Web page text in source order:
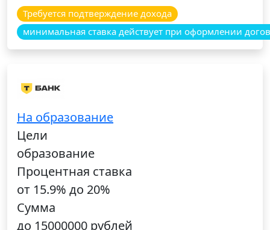
Требуется подтверждение дохода
минимальная ставка действует при оформлении
На образование
Цели
образование
Процентная ставка
от 15.9% до 20%
Сумма
до 15000000 рублей